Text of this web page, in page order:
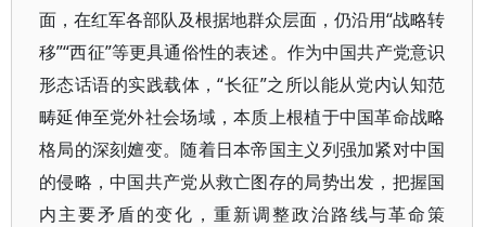
面，在红军各部队及根据地群众层面，仍沿用“战略转
移”“西征”等更具通俗性的表述。作为中国共产党意识
形态话语的实践载体，“长征”之所以能从党内认知范
畴延伸至党外社会场域，本质上根植于中国革命战略
格局的深刻嬗变。随着日本帝国主义列强加紧对中国
的侵略，中国共产党从救亡图存的局势出发，把握国
内主要矛盾的变化，重新调整政治路线与革命策